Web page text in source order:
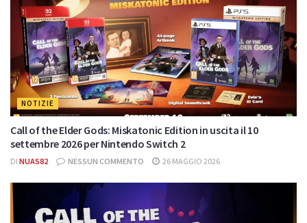
NOTIZIE
Call of the Elder Gods: Miskatonic Edition in uscita il 10
settembre 2026 per Nintendo Switch 2
DI NUAS82 NESSUN COMMENTO 26 MAGGIO 2026